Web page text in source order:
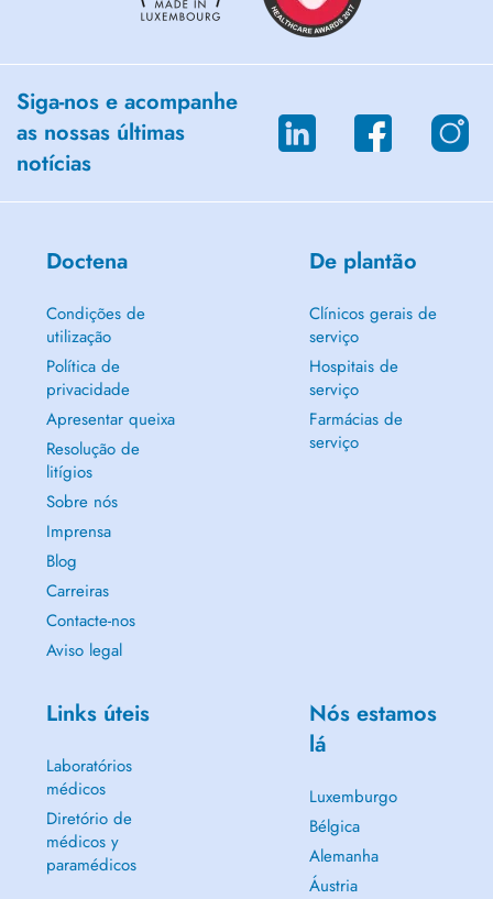
Siga-nos e acompanhe
as nossas últimas
notícias
Doctena
Condições de
utilização
Política de
privacidade
Apresentar queixa
Resolução de
litígios
Sobre nós
Imprensa
Blog
Carreiras
Contacte-nos
Aviso legal
De plantão
Clínicos gerais de
serviço
Hospitais de
serviço
Farmácias de
serviço
Links úteis
Laboratórios
médicos
Diretório de
médicos y
paramédicos
Nós estamos
lá
Luxemburgo
Bélgica
Alemanha
Áustria